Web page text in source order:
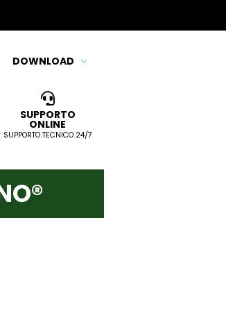
DOWNLOAD
SUPPORTO
ONLINE
SUPPORTO TECNICO 24/7